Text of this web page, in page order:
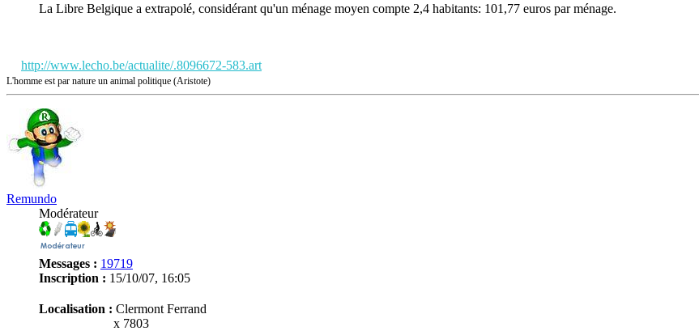
La Libre Belgique a extrapolé, considérant qu'un ménage moyen compte 2,4 habitants: 101,77 euros par ménage.
http://www.lecho.be/actualite/.8096672-583.art
L'homme est par nature un animal politique (Aristote)
Remundo
Modérateur
Messages : 19719
Inscription : 15/10/07, 16:05
Localisation : Clermont Ferrand
x 7803